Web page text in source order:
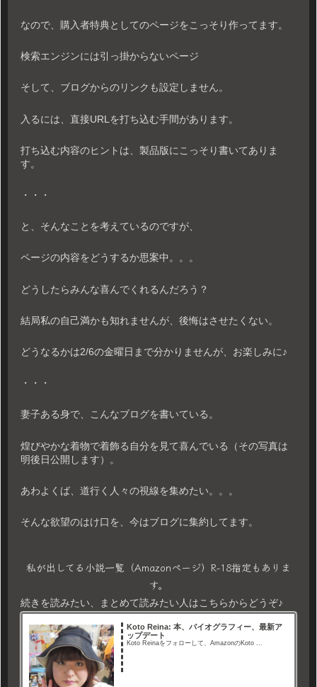
なので、購入者特典としてのページをこっそり作ってます。
検索エンジンには引っ掛からないページ
そして、ブログからのリンクも設定しません。
入るには、直接URLを打ち込む手間があります。
打ち込む内容のヒントは、製品版にこっそり書いてありま
す。
・・・
と、そんなことを考えているのですが、
ページの内容をどうするか思案中。。。
どうしたらみんな喜んでくれるんだろう？
結局私の自己満かも知れませんが、後悔はさせたくない。
どうなるかは2/6の金曜日まで分かりませんが、お楽しみに♪
・・・
妻子ある身で、こんなブログを書いている。
煌びやかな着物で着飾る自分を見て喜んでいる（その写真は
明後日公開します）。
あわよくば、道行く人々の視線を集めたい。。。
そんな欲望のはけ口を、今はブログに集約してます。
私が出してる小説一覧（Amazonページ）R-18指定もありま
す。
続きを読みたい、まとめて読みたい人はこちらからどうぞ♪
Koto Reina: 本、バイオグラフィー、最新ア
ップデート
Koto Reinaをフォローして、AmazonのKoto ...